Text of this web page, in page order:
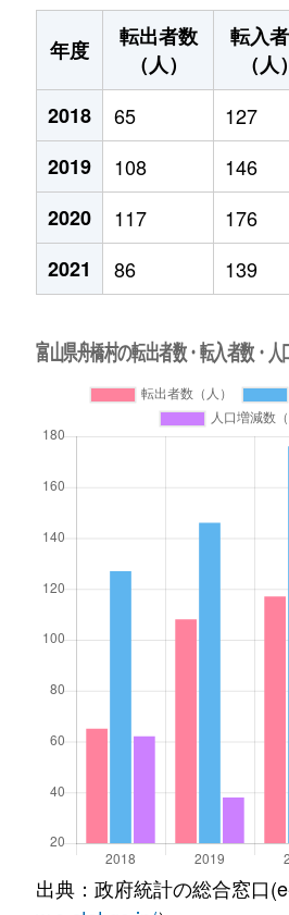
年度
転出者数
（人）
転入
（人）
2018
65 127
2019
108 146
2020
117 176
2021
86 139
出典：政府統計の総合窓口